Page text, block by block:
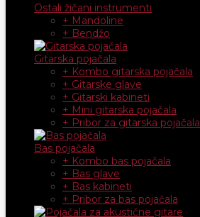
Ostali žičani instrumenti
+ Mandoline
+ Bendžo
Gitarska pojačala
+ Kombo gitarska pojačala
+ Gitarske glave
+ Gitarski kabineti
+ Mini gitarska pojačala
+ Pribor za gitarska pojačala
Bas pojačala
+ Kombo bas pojačala
+ Bas glave
+ Bas kabineti
+ Pribor za bas pojačala